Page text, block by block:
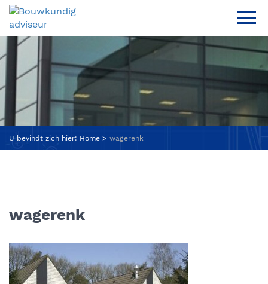
U bevindt zich hier: Home wagerenk
wagerenk